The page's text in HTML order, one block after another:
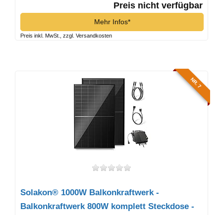
Preis nicht verfügbar
Mehr Infos*
Preis inkl. MwSt., zzgl. Versandkosten
NR. 7
Solakon® 1000W Balkonkraftwerk -
Balkonkraftwerk 800W komplett Steckdose -